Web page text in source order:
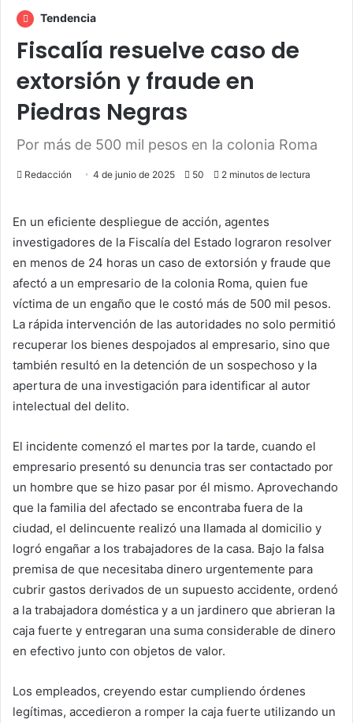
Tendencia
Fiscalía resuelve caso de
extorsión y fraude en
Piedras Negras
Por más de 500 mil pesos en la colonia Roma
Redacción 4 de junio de 2025 50 2 minutos de lectura
En un eficiente despliegue de acción, agentes
investigadores de la Fiscalía del Estado lograron resolver
en menos de 24 horas un caso de extorsión y fraude que
afectó a un empresario de la colonia Roma, quien fue
víctima de un engaño que le costó más de 500 mil pesos.
La rápida intervención de las autoridades no solo permitió
recuperar los bienes despojados al empresario, sino que
también resultó en la detención de un sospechoso y la
apertura de una investigación para identificar al autor
intelectual del delito.
El incidente comenzó el martes por la tarde, cuando el
empresario presentó su denuncia tras ser contactado por
un hombre que se hizo pasar por él mismo. Aprovechando
que la familia del afectado se encontraba fuera de la
ciudad, el delincuente realizó una llamada al domicilio y
logró engañar a los trabajadores de la casa. Bajo la falsa
premisa de que necesitaba dinero urgentemente para
cubrir gastos derivados de un supuesto accidente, ordenó
a la trabajadora doméstica y a un jardinero que abrieran la
caja fuerte y entregaran una suma considerable de dinero
en efectivo junto con objetos de valor.
Los empleados, creyendo estar cumpliendo órdenes
legítimas, accedieron a romper la caja fuerte utilizando un